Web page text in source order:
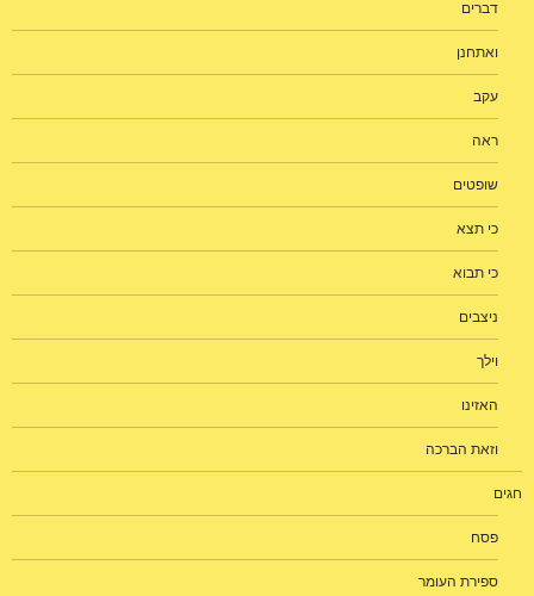
דברים
ואתחנן
עקב
ראה
שופטים
כי תצא
כי תבוא
ניצבים
וילך
האזינו
וזאת הברכה
חגים
פסח
ספירת העומר